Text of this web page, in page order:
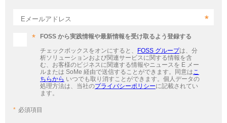
Eメールアドレス
FOSS から実践情報や最新情報を受け取るよう登録する
チェックボックスをオンにすると、 FOSS グループは、分
析ソリューションおよび関連サービスに関する情報を含
む、お客様のビジネスに関連する情報やニュースを E メー
ルまたは SoMe 経由で送信することができます。同意は こ
ちらから いつでも取り消すことができます。個人データの
処理方法は、当社のプライバシーポリシーに記載されてい
ます。
必須項目